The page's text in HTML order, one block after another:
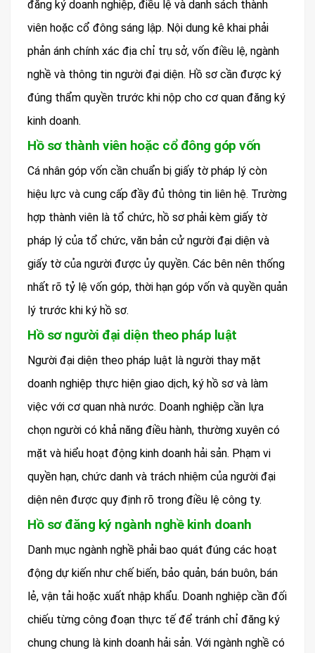
đăng ký doanh nghiệp, điều lệ và danh sách thành
viên hoặc cổ đông sáng lập. Nội dung kê khai phải
phản ánh chính xác địa chỉ trụ sở, vốn điều lệ, ngành
nghề và thông tin người đại diện. Hồ sơ cần được ký
đúng thẩm quyền trước khi nộp cho cơ quan đăng ký
kinh doanh.
Hồ sơ thành viên hoặc cổ đông góp vốn
Cá nhân góp vốn cần chuẩn bị giấy tờ pháp lý còn
hiệu lực và cung cấp đầy đủ thông tin liên hệ. Trường
hợp thành viên là tổ chức, hồ sơ phải kèm giấy tờ
pháp lý của tổ chức, văn bản cử người đại diện và
giấy tờ của người được ủy quyền. Các bên nên thống
nhất rõ tỷ lệ vốn góp, thời hạn góp vốn và quyền quản
lý trước khi ký hồ sơ.
Hồ sơ người đại diện theo pháp luật
Người đại diện theo pháp luật là người thay mặt
doanh nghiệp thực hiện giao dịch, ký hồ sơ và làm
việc với cơ quan nhà nước. Doanh nghiệp cần lựa
chọn người có khả năng điều hành, thường xuyên có
mặt và hiểu hoạt động kinh doanh hải sản. Phạm vi
quyền hạn, chức danh và trách nhiệm của người đại
diện nên được quy định rõ trong điều lệ công ty.
Hồ sơ đăng ký ngành nghề kinh doanh
Danh mục ngành nghề phải bao quát đúng các hoạt
động dự kiến như chế biến, bảo quản, bán buôn, bán
lẻ, vận tải hoặc xuất nhập khẩu. Doanh nghiệp cần đối
chiếu từng công đoạn thực tế để tránh chỉ đăng ký
chung chung là kinh doanh hải sản. Với ngành nghề có